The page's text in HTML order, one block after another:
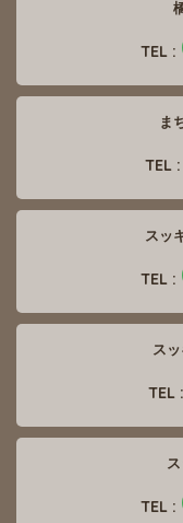
TEL :
ま
TEL :
スッ
TEL :
ス
TEL :
TEL :